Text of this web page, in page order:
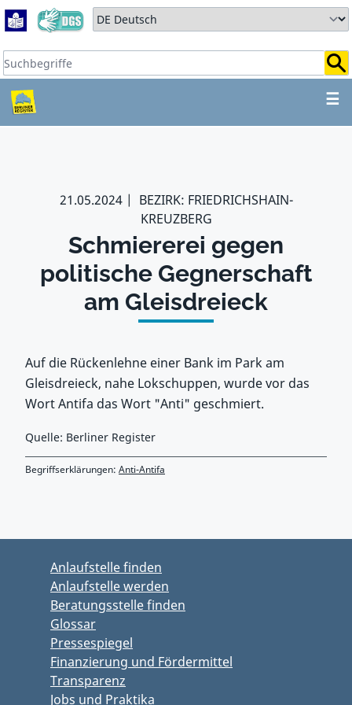
Zum Hauptbereich springen
Zum Hauptmenü springen
Sprache auswählen:
Suchbegriffe:
☰
ZUM HAUPTBEREICH
21.05.2024
BEZIRK: FRIEDRICHSHAIN-
KREUZBERG
Schmiererei gegen
politische Gegnerschaft
am Gleisdreieck
Auf die Rückenlehne einer Bank im Park am
Gleisdreieck, nahe Lokschuppen, wurde vor das
Wort Antifa das Wort "Anti" geschmiert.
Quelle: Berliner Register
Begriffserklärungen: Anti-Antifa
Anlaufstelle finden
Anlaufstelle werden
Beratungsstelle finden
Glossar
Pressespiegel
Finanzierung und Fördermittel
Transparenz
Jobs und Praktika